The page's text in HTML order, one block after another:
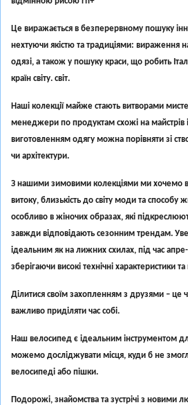
Це виражається в безперервному пошуку
нехтуючи якістю та традиціями: вираження
одязі, а також у пошуку краси, що робить
країн світу. світ.
Наші колекції майже стають витворами
менеджери по продуктам схожі на майстрів
виготовленням одягу можна порівняти зі
чи архітектури.
З нашими зимовими колекціями ми хочемо
витоку, близькість до світу моди та
особливо в жіночих образах, які
завжди відповідають сезонним трендам.
ідеальним як на лижних схилах, під час апре-
зберігаючи високі технічні
Ділитися своїм захопленням з друзями – це
важливо приділяти час собі.
Наш велосипед є ідеальним інструментом
можемо досліджувати місця, куди б не
велосипеді або пішки.
Подорожі, знайомства та зустрічі з новими